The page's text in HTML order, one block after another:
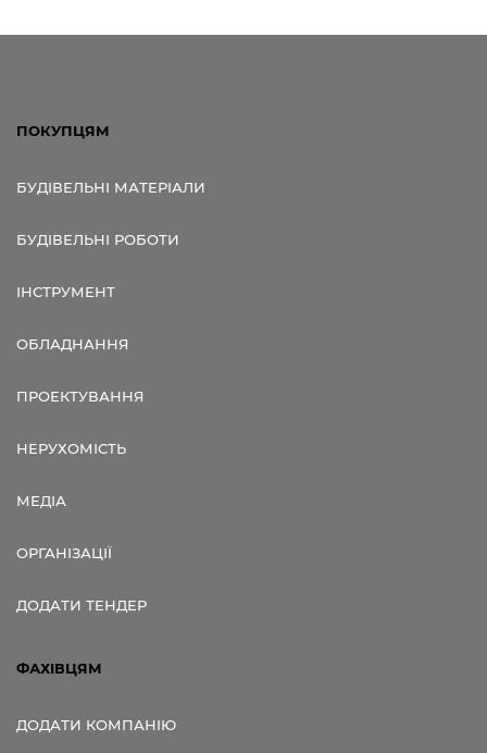
ПОКУПЦЯМ
БУДІВЕЛЬНІ МАТЕРІАЛИ
БУДІВЕЛЬНІ РОБОТИ
ІНСТРУМЕНТ
ОБЛАДНАННЯ
ПРОЕКТУВАННЯ
НЕРУХОМІСТЬ
МЕДІА
ОРГАНІЗАЦІЇ
ДОДАТИ ТЕНДЕР
ФАХІВЦЯМ
ДОДАТИ КОМПАНІЮ